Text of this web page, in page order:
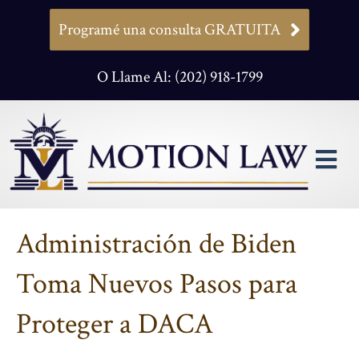
Programé una consulta GRATUITA
O Llame Al: (202) 918-1799
Administración de Biden
Toma Nuevos Pasos para
Proteger a DACA